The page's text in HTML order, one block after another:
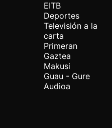
EITB
Deportes
Televisión a la
carta
Primeran
Gaztea
Makusi
Guau - Gure
Audioa